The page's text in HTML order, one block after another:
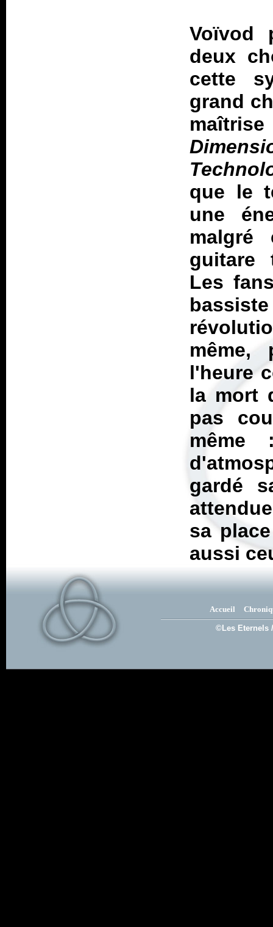
Voïvod
deux
cette
grand
que le
une
guitare
Les
même,
l'heure
la mort
pas
gardé
sa
aussi
Accueil
©Les Eternels